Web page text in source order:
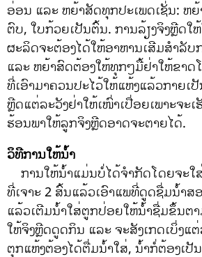
ອ່ອນ ແລະ ຫຍ້າສັດທຸກປະເພດເຊັ່ນ: ຫ
ຕົບ, ໃບກ້ວຍເປັນຕົ້ນ. ການລ້ຽງຈິງຫຼີດໃ
ຜະລິດຈະຕ້ອງໄດ້ໃຫ້ອາຫານເສີມສໍາລັບ
ແລະ ຫຍ້າສົດຕ້ອງໃຫ້ທຸກໆມື້ຢ່າໃຫ້ຂາດ
ທີ່ເອົາມາຄວນປະໄວ້ໃຫ້ແຫ້ງແລ້ວກາຍເ
ຫຼີດແຕ່ລະວັງຢ່າໃຫ້ເໜົ່າເປື່ອຍເພາະຈະ
ຮ້ອນພາໃຫ້ລູກຈິງຫຼີດອາດຈະຕາຍໄດ້.
ວິທີການໃຫ້ນ້ໍາ
ການໃຫ້ນ້ໍາແມ່ນບໍ່ໄດ້ຈໍາກັດໂດຍຈະ
ທີ່ເຈາະ 2 ສົ້ນແລ້ວເອົາແພທີ່ດູດຊື່ມນໍ້າສ
ແລ້ວເຕີມນໍ້າໃສ່ຕູກປ່ອຍໃຫ້ນໍ້າຊື່ມຂຶ້ນຕາ
ໃຫ້ຈິງຫຼີດດູດກິນ ແລະ ຈະສັງເກດເບິ່ງແ
ຕຸກແຫ້ງຕ້ອງໄດ້ຕື່ມນໍ້າໃສ່, ນ້ໍາກໍ່ຕ້ອງເປັ